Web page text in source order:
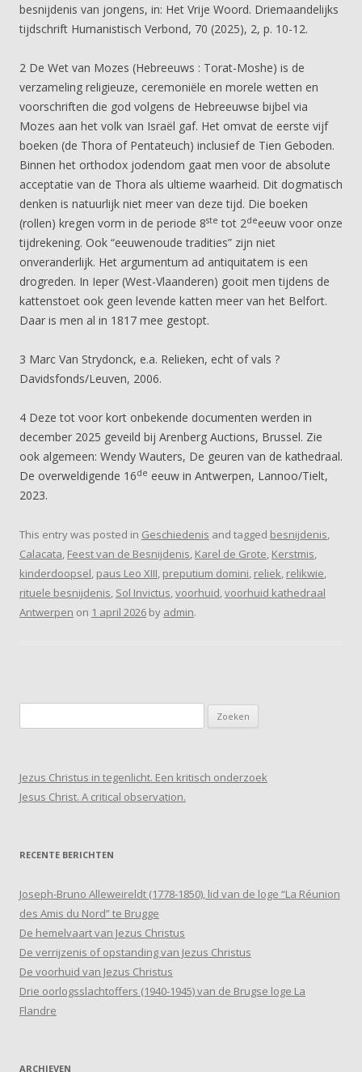
besnijdenis van jongens, in: Het Vrije Woord. Driemaandelijks
tijdschrift Humanistisch Verbond, 70 (2025), 2, p. 10-12.
2 De Wet van Mozes (Hebreeuws : Torat-Moshe) is de
verzameling religieuze, ceremoniële en morele wetten en
voorschriften die god volgens de Hebreeuwse bijbel via
Mozes aan het volk van Israël gaf. Het omvat de eerste vijf
boeken (de Thora of Pentateuch) inclusief de Tien Geboden.
Binnen het orthodox jodendom gaat men voor de absolute
acceptatie van de Thora als ultieme waarheid. Dit dogmatisch
denken is natuurlijk niet meer van deze tijd. Die boeken
(rollen) kregen vorm in de periode 8ste tot 2deeeuw voor onze
tijdrekening. Ook “eeuwenoude tradities” zijn niet
onveranderlijk. Het argumentum ad antiquitatem is een
drogreden. In Ieper (West-Vlaanderen) gooit men tijdens de
kattenstoet ook geen levende katten meer van het Belfort.
Daar is men al in 1817 mee gestopt.
3 Marc Van Strydonck, e.a. Relieken, echt of vals ?
Davidsfonds/Leuven, 2006.
4 Deze tot voor kort onbekende documenten werden in
december 2025 geveild bij Arenberg Auctions, Brussel. Zie
ook algemeen: Wendy Wauters, De geuren van de kathedraal.
De overweldigende 16de eeuw in Antwerpen, Lannoo/Tielt,
2023.
This entry was posted in Geschiedenis and tagged besnijdenis,
Calacata, Feest van de Besnijdenis, Karel de Grote, Kerstmis,
kinderdoopsel, paus Leo XIII, preputium domini, reliek, relikwie,
rituele besnijdenis, Sol Invictus,voorhuid,voorhuid kathedraal
Antwerpen on 1 april 2026 by admin.
naar:
Jezus Christus in tegenlicht. Een kritisch onderzoek
Jesus Christ. A critical observation.
RECENTE BERICHTEN
Joseph-Bruno Alleweireldt (1778-1850), lid van de loge “La Réunion
des Amis du Nord” te Brugge
De hemelvaart van Jezus Christus
De verrijzenis of opstanding van Jezus Christus
De voorhuid van Jezus Christus
Drie oorlogsslachtoffers (1940-1945) van de Brugse loge La
Flandre
ARCHIEVEN